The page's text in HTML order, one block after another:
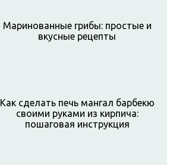
Маринованные грибы: простые и
вкусные рецепты
Как сделать печь мангал барбекю
своими руками из кирпича:
пошаговая инструкция